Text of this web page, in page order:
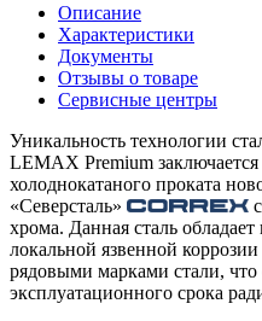
Описание
Характеристики
Документы
Отзывы о товаре
Сервисные центры
Уникальность технологии
LEMAX Premium
холоднокатаного проката
«Северсталь»
хрома. Данная сталь
локальной язвенной
рядовыми марками стали,
эксплуатационного срока